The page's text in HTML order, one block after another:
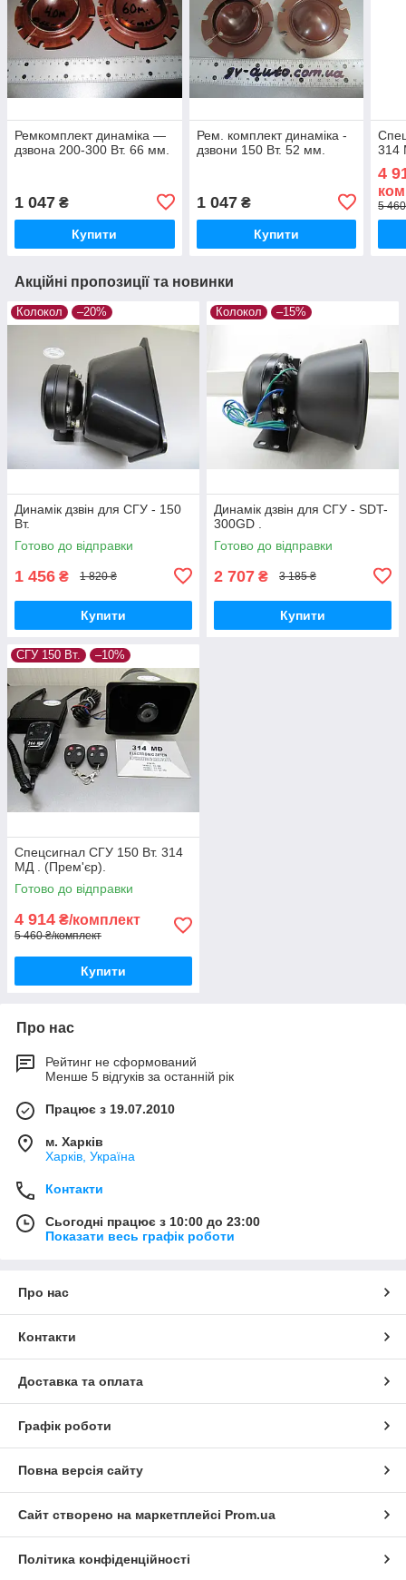
Ремкомплект динаміка —
дзвона 200-300 Вт. 66 мм.
1 047 ₴
Купити
Рем. комплект динаміка -
дзвони 150 Вт. 52 мм.
1 047₴
Купити
314
4
5
Акційні пропозиції та новинки
Колокол –20%
Динамік дзвін для СГУ - 150
Вт.
Готово до відправки
1 456 ₴ 1 820 ₴
Купити
Колокол –15%
Динамік дзвін для СГУ - SDT-
300GD .
Готово до відправки
2 707 ₴ 3 185 ₴
Купити
СГУ 150 Вт. –10%
Спецсигнал СГУ 150 Вт. 314
МД . (Прем'єр).
Готово до відправки
4 914 ₴/комплект
5 460 ₴/комплект
Купити
Про нас
Рейтинг не сформований
Менше 5 відгуків за останній рік
Працює з 19.07.2010
м. Харків
Харків, Україна
Контакти
Сьогодні працює з 10:00 до 23:00
Показати весь графік роботи
Про нас
Контакти
Доставка та оплата
Графік роботи
Повна версія сайту
Сайт створено на маркетплейсі Prom.ua
Політика конфіденційності